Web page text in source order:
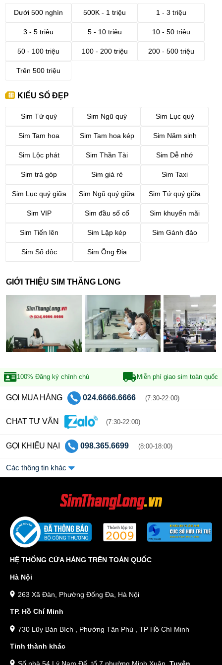
Dưới 500 nghìn 500K - 1 triệu 1 - 3 triệu
3 - 5 triệu 5 - 10 triệu 10 - 50 triệu
50 - 100 triệu 100 - 200 triệu 200 - 500 triệu
Trên 500 triệu
KIỂU SỐ ĐẸP
Sim Tứ quý Sim Ngũ quý Sim Lục quý
Sim Tam hoa Sim Tam hoa kép Sim Năm sinh
Sim Lộc phát Sim Thần Tài Sim Dễ nhớ
Sim trả góp Sim giá rẻ Sim Taxi
Sim Lục quý giữa Sim Ngũ quý giữa Sim Tứ quý giữa
Sim VIP Sim đầu số cổ Sim khuyến mãi
Sim Tiến lên Sim Lặp kép Sim Gánh đảo
Sim Số độc Sim Ông Địa
GIỚI THIỆU SIM THĂNG LONG
100% Đăng ký chính chủ Miễn phí giao sim toàn quốc
GỌI MUA HÀNG 024.6666.6666 (7:30-22:00)
CHAT TƯ VẤN (7:30-22:00)
GỌI KHIẾU NẠI 098.365.6699 (8:00-18:00)
Các thông tin khác
HỆ THỐNG CỬA HÀNG TRÊN TOÀN QUỐC
Hà Nội
263 Xã Đàn, Phường Đống Đa, Hà Nội
TP. Hồ Chí Minh
730 Lũy Bán Bích , Phường Tân Phú , TP Hồ Chí Minh
Tỉnh thành khác